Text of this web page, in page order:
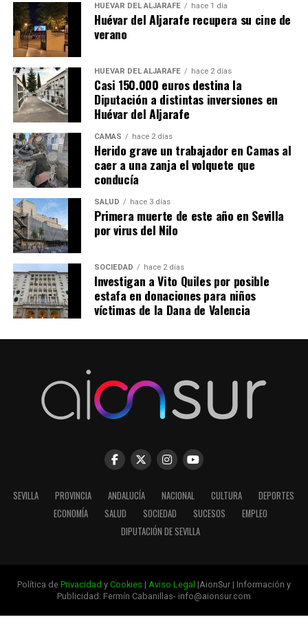
HUÉVAR DEL ALJARAFE hace 1 día
Huévar del Aljarafe recupera su cine de
verano
HUÉVAR DEL ALJARAFE hace 2 días
Casi 150.000 euros destina la
Diputación a distintas inversiones en
Huévar del Aljarafe
CAMAS hace 2 días
Herido grave un trabajador en Camas al
caer a una zanja el volquete que
conducía
SALUD hace 3 días
Primera muerte de este año en Sevilla
por virus del Nilo
SOCIEDAD hace 2 días
Investigan a Vito Quiles por posible
estafa en donaciones para niños
víctimas de la Dana de Valencia
SEVILLA PROVINCIA ANDALUCÍA NACIONAL CULTURA
DEPORTES
ECONOMÍA
SALUD SOCIEDAD SUCESOS
EMPLEO
DIPUTACIÓN DE SEVILLA
Política de Privacidad y Cookies | Aviso Legal |AionSur | Información y
Publicidad: Fermín Cabanillas- info@aionsur.com